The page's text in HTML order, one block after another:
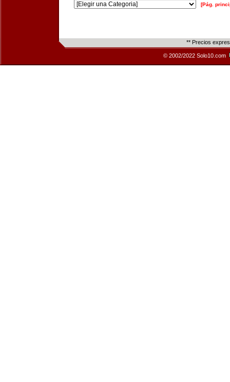
[Pág.
** Precios
© 2002/2022 Solo10.com